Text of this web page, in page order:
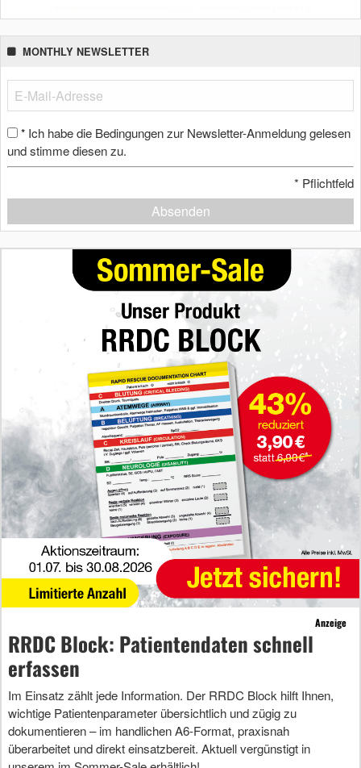
MONTHLY NEWSLETTER
* Ich habe die Bedingungen zur Newsletter-Anmeldung gelesen
und stimme diesen zu.
* Pflichtfeld
Absenden
Anzeige
RRDC Block: Patientendaten schnell
erfassen
Im Einsatz zählt jede Information. Der RRDC Block hilft Ihnen,
wichtige Patientenparameter übersichtlich und zügig zu
dokumentieren – im handlichen A6-Format, praxisnah
überarbeitet und direkt einsatzbereit. Aktuell vergünstigt in